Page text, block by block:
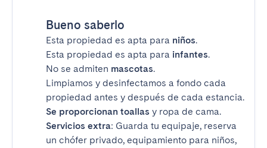
Bueno saberlo
Esta propiedad es apta para niños.
Esta propiedad es apta para infantes.
No se admiten mascotas.
Limpiamos y desinfectamos a fondo cada
propiedad antes y después de cada estancia.
Se proporcionan toallas y ropa de cama.
Servicios extra: Guarda tu equipaje, reserva
un chófer privado, equipamiento para niños,